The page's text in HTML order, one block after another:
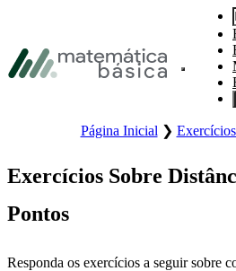
Pular Rodapé
Página Inicial ❯
Exercícios Sobre
Pontos
Responda os exercícios a seguir sobre